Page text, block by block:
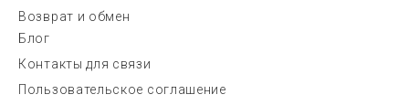
Возврат и обмен
Блог
Контакты для связи
Пользовательское соглашение